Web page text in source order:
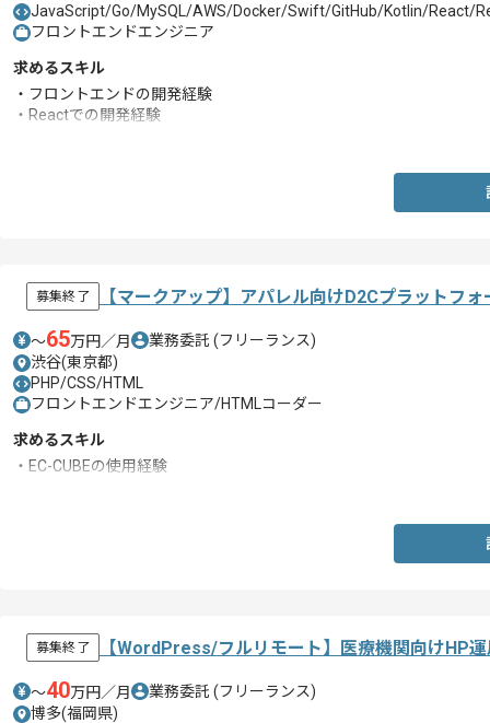
JavaScript/Go/MySQL/AWS/Docker/Swift/GitHub/Kotlin/React/
フロントエンドエンジニア
求めるスキル
・フロントエンドの開発経験
・Reactでの開発経験
募集終了 【マークアップ】アパレル向けD2Cプラットフ
〜65万円／月 業務委託 (フリーランス)
渋谷(東京都)
PHP/CSS/HTML
フロントエンドエンジニア/HTMLコーダー
求めるスキル
・EC-CUBEの使用経験
募集終了 【WordPress/フルリモート】医療機関向けHP
〜40万円／月 業務委託 (フリーランス)
博多(福岡県)